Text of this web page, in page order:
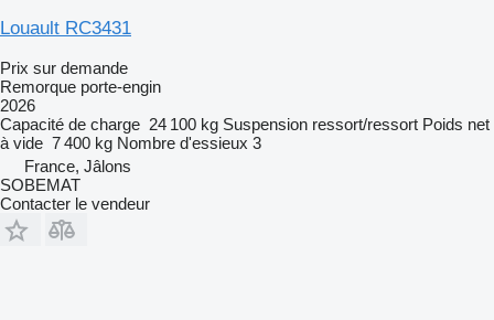
Louault RC3431
Prix sur demande
Remorque porte-engin
2026
Capacité de charge 24 100 kg Suspension ressort/ressort Poids net
à vide 7 400 kg Nombre d'essieux 3
France, Jâlons
SOBEMAT
Contacter le vendeur